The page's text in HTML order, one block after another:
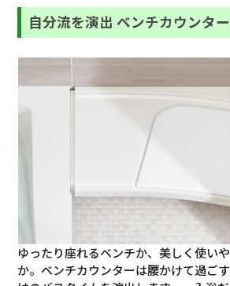
自分流を演出 ベンチカウンター
ゆったり座れるベンチか、美しく使い
か。ベンチカウンターは腰かけて過ご